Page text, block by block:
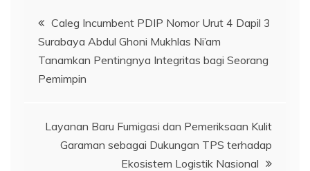
Navigasi
pos
Caleg Incumbent PDIP Nomor Urut 4 Dapil 3
Surabaya Abdul Ghoni Mukhlas Ni’am
Tanamkan Pentingnya Integritas bagi Seorang
Pemimpin
Layanan Baru Fumigasi dan Pemeriksaan Kulit
Garaman sebagai Dukungan TPS terhadap
Ekosistem Logistik Nasional